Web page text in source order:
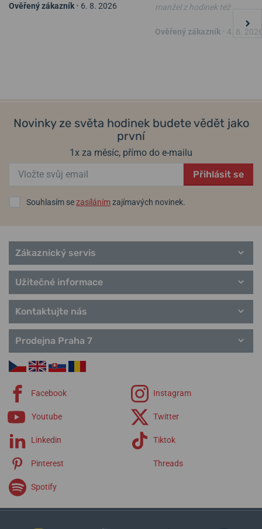
Ověřený zákazník • 6. 8. 2026
manžel z hodinek též
Ověřený zákazník 4. 8.
Novinky ze světa hodinek budete vědět jako
první
1x za měsíc, přímo do e-mailu
Přihlásit se
Souhlasím sezasílánímzajímavých novinek.
Zákaznický servis
Užitečné informace
Kontaktujte nás
Prodejna Praha 7
Facebook Instagram
Youtube Twitter
Linkedin Tiktok
Pinterest Threads
Spotify